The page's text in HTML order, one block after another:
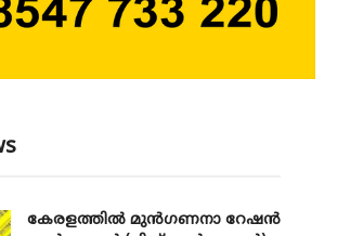
കേരളത്തിൽ മുൻഗണനാ റേഷൻ